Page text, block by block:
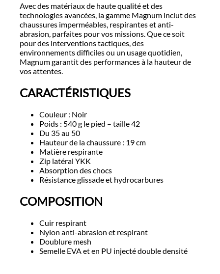
Avec des matériaux de haute qualité et des
technologies avancées, la gamme Magnum inclut des
chaussures imperméables, respirantes et anti-
abrasion, parfaites pour vos missions. Que ce soit
pour des interventions tactiques, des
environnements difficiles ou un usage quotidien,
Magnum garantit des performances à la hauteur de
vos attentes.
CARACTÉRISTIQUES
Couleur : Noir
Poids : 540 g le pied – taille 42
Du 35 au 50
Hauteur de la chaussure : 19 cm
Matière respirante
Zip latéral YKK
Absorption des chocs
Résistance glissade et hydrocarbures
COMPOSITION
Cuir respirant
Nylon anti-abrasion et respirant
Doublure mesh
Semelle EVA et en PU injecté double densité